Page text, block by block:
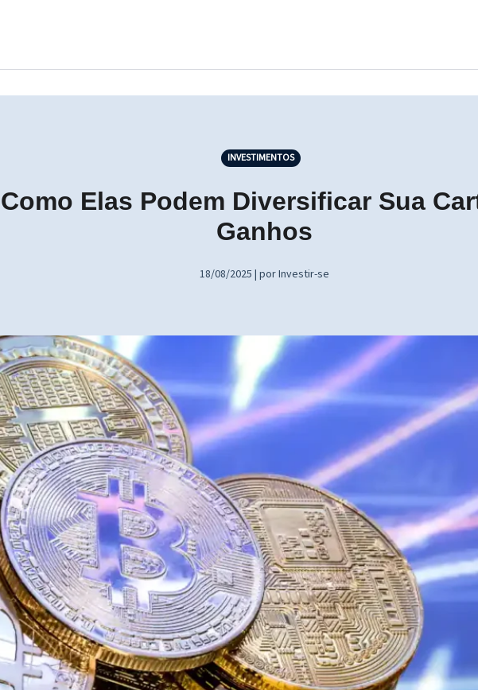
INVESTIMENTOS
Elas Podem Diversificar Sua
Ganhos
18/08/2025 | por Investir-se